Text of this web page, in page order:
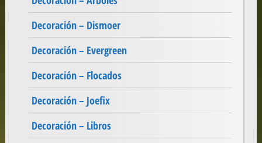
Decoración – Dismoer
Decoración – Evergreen
Decoración – Flocados
Decoración – Joefix
Decoración – Libros